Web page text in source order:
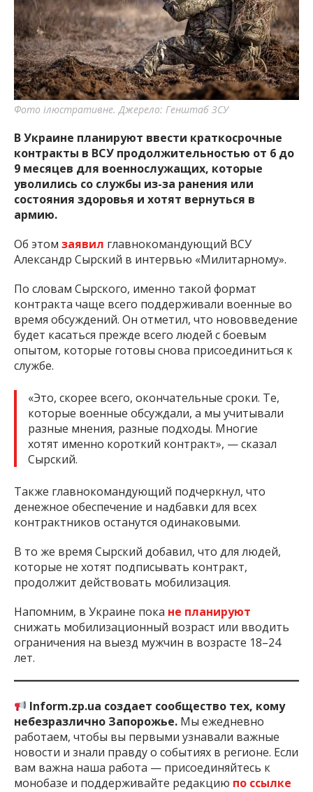
важную информацию о событиях
города Запорожья и области.
Фото ілюстративне. Джерело: Генштаб ЗСУ
В Украине планируют ввести краткосрочные
контракты в ВСУ продолжительностью от 6 до
9 месяцев для военнослужащих, которые
уволились со службы из-за ранения или
состояния здоровья и хотят вернуться в
армию.
Об этом заявил главнокомандующий ВСУ
Александр Сырский в интервью «Милитарному».
По словам Сырского, именно такой формат
контракта чаще всего поддерживали военные во
время обсуждений. Он отметил, что нововведение
будет касаться прежде всего людей с боевым
опытом, которые готовы снова присоединиться к
службе.
«Это, скорее всего, окончательные сроки. Те,
которые военные обсуждали, а мы учитывали
разные мнения, разные подходы. Многие
хотят именно короткий контракт», — сказал
Сырский.
Также главнокомандующий подчеркнул, что
денежное обеспечение и надбавки для всех
контрактников останутся одинаковыми.
В то же время Сырский добавил, что для людей,
которые не хотят подписывать контракт,
продолжит действовать мобилизация.
Напомним, в Украине пока не планируют
снижать мобилизационный возраст или вводить
ограничения на выезд мужчин в возрасте 18–24
лет.
Inform.zp.ua создает сообщество тех, кому
небезразлично Запорожье. Мы ежедневно
работаем, чтобы вы первыми узнавали важные
новости и знали правду о событиях в регионе. Если
вам важна наша работа — присоединяйтесь к
монобазе и поддерживайте редакцию по ссылке